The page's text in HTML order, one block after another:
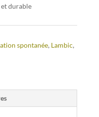
durable
spontanée, Lambic,